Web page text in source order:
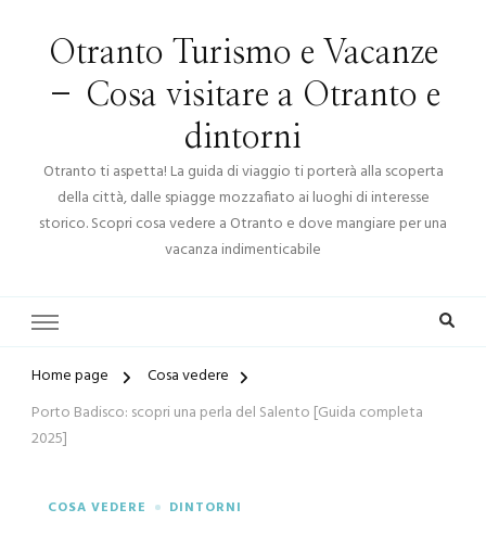
Otranto Turismo e Vacanze
– Cosa visitare a Otranto e
dintorni
Otranto ti aspetta! La guida di viaggio ti porterà alla scoperta
della città, dalle spiagge mozzafiato ai luoghi di interesse
storico. Scopri cosa vedere a Otranto e dove mangiare per una
vacanza indimenticabile
Home page
Cosa vedere
Porto Badisco: scopri una perla del Salento [Guida completa
2025]
COSA VEDERE DINTORNI